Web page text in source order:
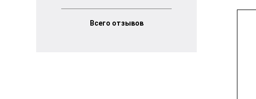
Всего отзывов